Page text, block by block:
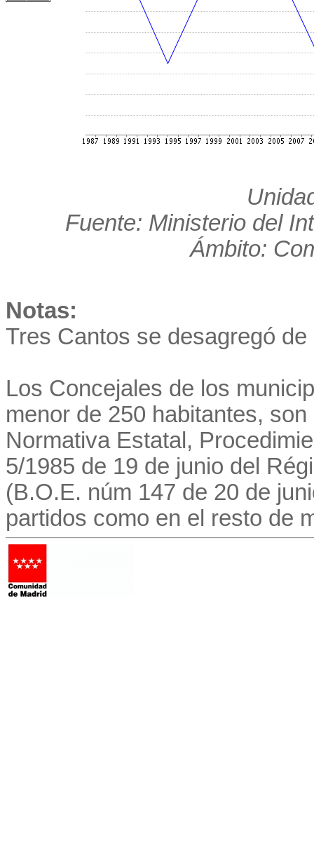
Fuente: Ministerio del
Ámbito:
Notas:
Tres Cantos se desagregó
Los Concejales de los
menor de 250 habitantes,
Normativa Estatal,
5/1985 de 19 de junio del
(B.O.E. núm 147 de 20 de
partidos como en el resto de